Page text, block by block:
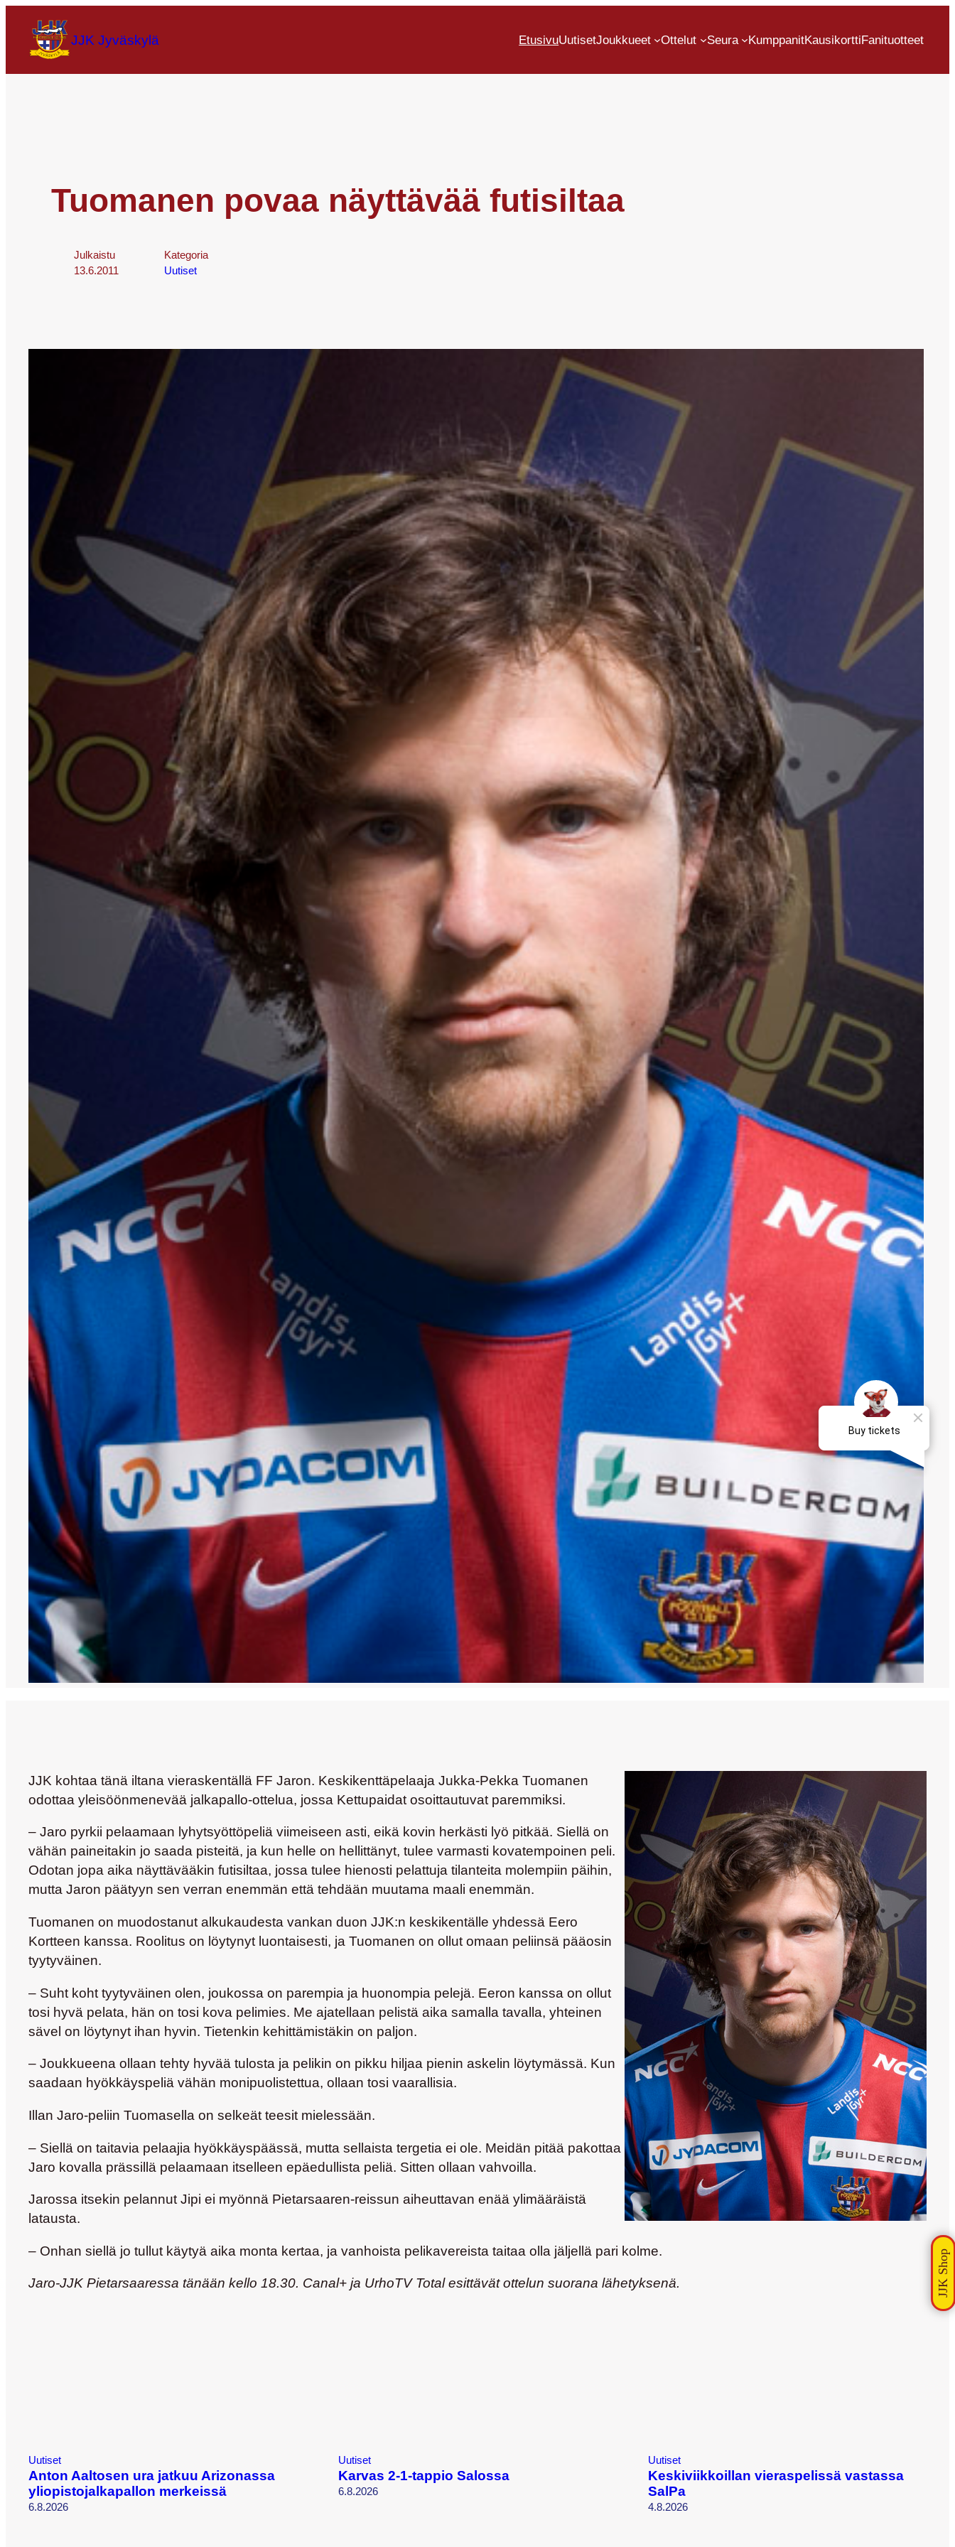
JJK Jyväskylä EtusivuUutisetJoukkueet Ottelut Seura KumppanitKausikorttiFanituotteet
Tuomanen povaa näyttävää futisiltaa
Julkaistu
13.6.2011
Kategoria
Uutiset
JJK kohtaa tänä iltana vieraskentällä FF Jaron. Keskikenttäpelaaja Jukka-Pekka Tuomanen
odottaa yleisöönmenevää jalkapallo-ottelua, jossa Kettupaidat osoittautuvat paremmiksi.
– Jaro pyrkii pelaamaan lyhytsyöttöpeliä viimeiseen asti, eikä kovin herkästi lyö pitkää. Siellä on
vähän paineitakin jo saada pisteitä, ja kun helle on hellittänyt, tulee varmasti kovatempoinen peli.
Odotan jopa aika näyttävääkin futisiltaa, jossa tulee hienosti pelattuja tilanteita molempiin päihin,
mutta Jaron päätyyn sen verran enemmän että tehdään muutama maali enemmän.
Tuomanen on muodostanut alkukaudesta vankan duon JJK:n keskikentälle yhdessä Eero
Kortteen kanssa. Roolitus on löytynyt luontaisesti, ja Tuomanen on ollut omaan peliinsä pääosin
tyytyväinen.
– Suht koht tyytyväinen olen, joukossa on parempia ja huonompia pelejä. Eeron kanssa on ollut
tosi hyvä pelata, hän on tosi kova pelimies. Me ajatellaan pelistä aika samalla tavalla, yhteinen
sävel on löytynyt ihan hyvin. Tietenkin kehittämistäkin on paljon.
– Joukkueena ollaan tehty hyvää tulosta ja pelikin on pikku hiljaa pienin askelin löytymässä. Kun
saadaan hyökkäyspeliä vähän monipuolistettua, ollaan tosi vaarallisia.
Illan Jaro-peliin Tuomasella on selkeät teesit mielessään.
– Siellä on taitavia pelaajia hyökkäyspäässä, mutta sellaista tergetia ei ole. Meidän pitää pakottaa
Jaro kovalla prässillä pelaamaan itselleen epäedullista peliä. Sitten ollaan vahvoilla.
Jarossa itsekin pelannut Jipi ei myönnä Pietarsaaren-reissun aiheuttavan enää ylimääräistä
latausta.
– Onhan siellä jo tullut käytyä aika monta kertaa, ja vanhoista pelikavereista taitaa olla jäljellä pari kolme.
Jaro-JJK Pietarsaaressa tänään kello 18.30. Canal+ ja UrhoTV Total esittävät ottelun suorana lähetyksenä.
Uutiset
Anton Aaltosen ura jatkuu Arizonassa
yliopistojalkapallon merkeissä
6.8.2026
Uutiset
Karvas 2-1-tappio Salossa
6.8.2026
Uutiset
Keskiviikkoillan vieraspelissä vastassa
SalPa
4.8.2026